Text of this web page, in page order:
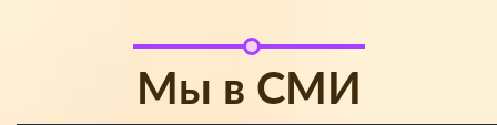
Мы в СМИ